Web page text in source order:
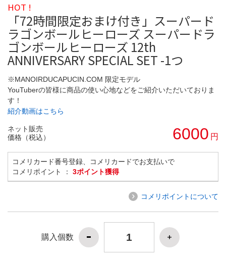
HOT !
「72時間限定おまけ付き」スーパード
ラゴンボールヒーローズ スーパードラ
ゴンボールヒーローズ 12th
ANNIVERSARY SPECIAL SET -1つ
※MANOIRDUCAPUCIN.COM 限定モデル
YouTuberの皆様に商品の使い心地などをご紹介いただいておりま
す！
紹介動画はこちら
ネット販売
価格（税込）
6000 円
コメリカード番号登録、コメリカードでお支払いで
コメリポイント ： 3ポイント獲得
コメリポイントについて
購入個数